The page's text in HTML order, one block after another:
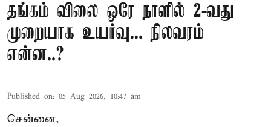
தங்கம் விலை ஒரே நாளில் 2-வது
முறையாக உயர்வு... நிலவரம்
என்ன..?
Published on: 05 Aug 2026, 10:47 am
சென்னை,